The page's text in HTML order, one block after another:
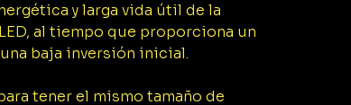
y larga vida útil de la
al tiempo que proporciona un
baja inversión inicial.
tener el mismo tamaño de